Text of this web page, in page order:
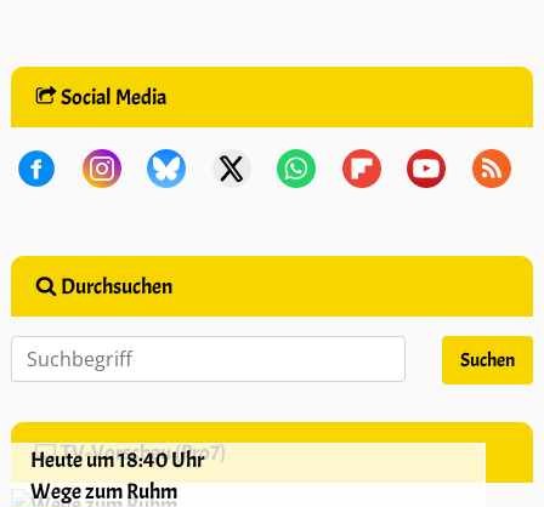
Social Media
Durchsuchen
TV-Vorschau (Pro7)
Heute um 18:40 Uhr
Wege zum Ruhm